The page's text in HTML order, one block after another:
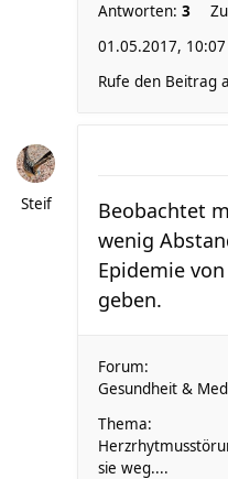
Antworten: 3
01.05.2017, 10:07
Rufe den Beitrag
Steif
Beobachtet
wenig
Epidemie
geben.
Forum:
Gesundheit &
Thema:
sie weg....